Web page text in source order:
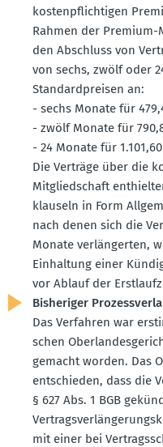
kosten­pflich­tigen
Rahmen der
den Abschluss von
von sechs, zwölf oder
Standard­preisen an:
- sechs Monate für
- zwölf Monate für
- 24 Monate für
Die Verträge über die
Mitglied­schaft
klauseln in Form
nach denen sich die
Monate verlän­gerten,
Einhaltung einer
vor Ablauf der
Bishe­riger
Das Verfahren war
schen
gemacht worden. Das
entschieden, dass die
§ 627 Abs. 1 BGB
mit einer bei